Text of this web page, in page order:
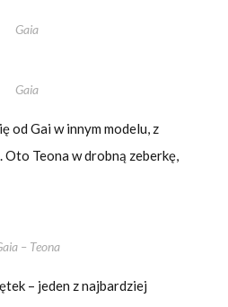
Gaia
Gaia
od Gai w innym modelu, z
Teona w drobną zeberkę,
– Teona
– jeden z najbardziej